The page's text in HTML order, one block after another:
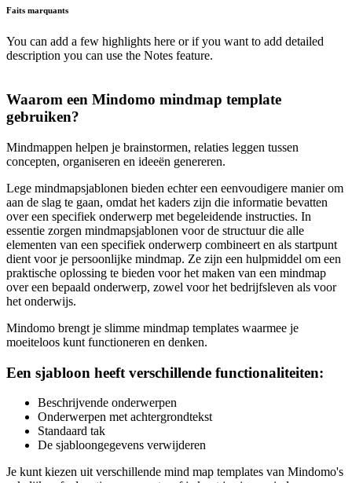
Faits marquants
You can add a few highlights here or if you want to add detailed
description you can use the Notes feature.
Waarom een Mindomo mindmap template
gebruiken?
Mindmappen helpen je brainstormen, relaties leggen tussen
concepten, organiseren en ideeën genereren.
Lege mindmapsjablonen bieden echter een eenvoudigere manier om
aan de slag te gaan, omdat het kaders zijn die informatie bevatten
over een specifiek onderwerp met begeleidende instructies. In
essentie zorgen mindmapsjablonen voor de structuur die alle
elementen van een specifiek onderwerp combineert en als startpunt
dient voor je persoonlijke mindmap. Ze zijn een hulpmiddel om een
praktische oplossing te bieden voor het maken van een mindmap
over een bepaald onderwerp, zowel voor het bedrijfsleven als voor
het onderwijs.
Mindomo brengt je slimme mindmap templates waarmee je
moeiteloos kunt functioneren en denken.
Een sjabloon heeft verschillende functionaliteiten:
Beschrijvende onderwerpen
Onderwerpen met achtergrondtekst
Standaard tak
De sjabloongegevens verwijderen
Je kunt kiezen uit verschillende mind map templates van Mindomo's